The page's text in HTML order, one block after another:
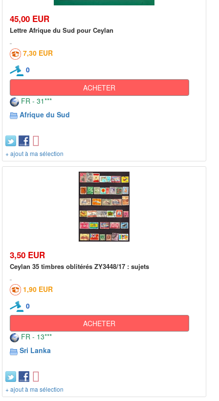
45,00 EUR
Lettre Afrique du Sud pour Ceylan
7,30 EUR
0
ACHETER
FR - 31***
Afrique du Sud
+ ajout à ma sélection
3,50 EUR
Ceylan 35 timbres oblitérés ZY3448/17 : sujets
1,90 EUR
0
ACHETER
FR - 13***
Sri Lanka
+ ajout à ma sélection